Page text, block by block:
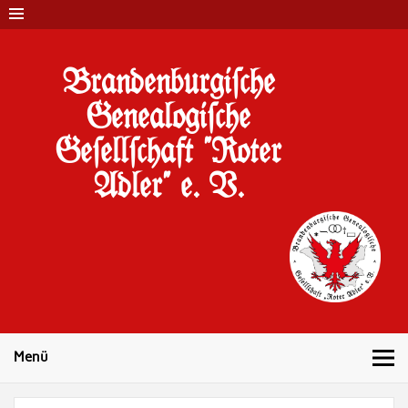
Brandenburgi#che
Genealogi#che
Ge#ell#chaft "Roter
Adler" e. V.
Menü